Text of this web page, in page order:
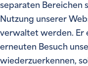
separaten Bereichen
Nutzung unserer
verwaltet werden. Er
erneuten Besuch
wiederzuerkennen,